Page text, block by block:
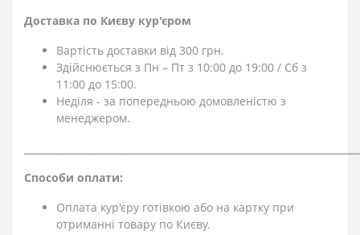
Доставка по Києву кур'єром
Вартість доставки від 300 грн.
Здійснюється з Пн – Пт з 10:00 до 19:00 / Сб з
11:00 до 15:00.
Неділя - за попередньою домовленістю з
менеджером.
Способи оплати:
Оплата кур'єру готівкою або на картку при
отриманні товару по Києву.